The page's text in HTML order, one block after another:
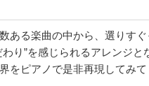
ある楽曲の中から、選りす
わり”を感じられるアレンジと
をピアノで是非再現してみ